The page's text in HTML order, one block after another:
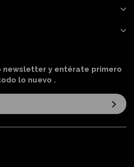
newsletter y entérate primero
lo nuevo .